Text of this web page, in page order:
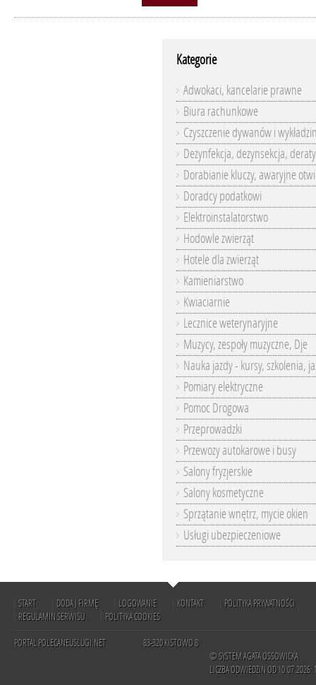
Kategorie
Adwokaci, kancelarie prawne
Biura rachunkowe
Czyszczenie dywanów i
Dezynfekcja, dezynsekcja,
Dorabianie kluczy, awaryjne
Doradcy podatkowi
Elektroinstalatorstwo
Hodowle zwierząt
Hotele dla zwierząt
Kamieniarstwo
Kwiaciarnie
Lecznice weterynaryjne
Muzycy, zespoły muzyczne, Dje
Nauka jazdy - kursy, szkolenia,
Pomiary elektryczne
Pomoc Drogowa
Przeprowadzki
Przewozy autokarowe i busy
Salony fryzjerskie
Salony kosmetyczne
Sprzątanie wnętrz, mycie okien
Usługi ubezpieczeniowe
START DODAJ FIRMĘ LOGOWANIE KONTAKT
POLITYKA PRYWATNOŚCI
REGULAMIN SERWISU
POLITYKA COOKIES
PORTAL POLECANEUSLUGI.NET
83-320 KISTOWO 8
© SYSTEM AGATA OSSOWICKA
LICZBA ODWIEDZIN OD 10.07.2026: